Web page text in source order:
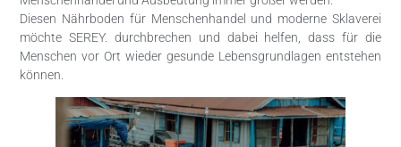
Diesen Nährboden für Menschenhandel und moderne Sklaverei
möchte SEREY. durchbrechen und dabei helfen, dass für die
Menschen vor Ort wieder gesunde Lebensgrundlagen entstehen
können.